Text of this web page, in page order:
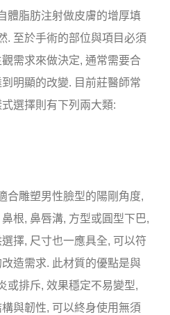
體脂肪注射做皮膚的增厚填
. 至於手術的部位與項目必須
需求來做決定, 通常需要合
明顯的改變. 目前莊醫師常
選擇則有下列兩大類:
合雕塑男性臉型的陽剛角度,
根, 鼻唇溝, 方型或圓型下巴,
擇, 尺寸也一應具全, 可以符
造需求. 此材質的優點是與
或排斥, 效果穩定不易變型,
與韌性, 可以終身使用無須